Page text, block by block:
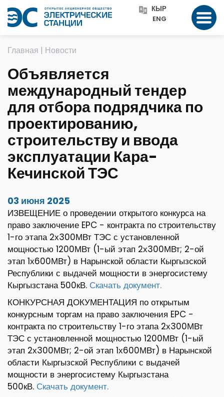
КЫР
ENG
Главная | Новости
Объявляется
международный тендер
для отбора подрядчика по
проектированию,
строительству и ввода
эксплуатации Кара-
Кечинской ТЭС
03 июня 2025
ИЗВЕЩЕНИЕ о проведении открытого конкурса на
право заключение EPC - контракта по строительству
1-го этапа 2х300МВт ТЭС с установленной
мощностью 1200МВт (1-ый этап 2х300МВт; 2-ой
этап 1х600МВт) в Нарынской области Кыргызской
Республики с выдачей мощности в энергосистему
Кыргызстана 500кВ. Скачать документ.
КОНКУРСНАЯ ДОКУМЕНТАЦИЯ по открытым
конкурсным торгам на право заключения EPC -
контракта по строительству 1-го этапа 2х300МВт
ТЭС с установленной мощностью 1200МВт (1-ый
этап 2х300МВт; 2-ой этап 1х600МВт) в Нарынской
области Кыргызской Республики с выдачей
мощности в энергосистему Кыргызстана
500кВ. Скачать документ.